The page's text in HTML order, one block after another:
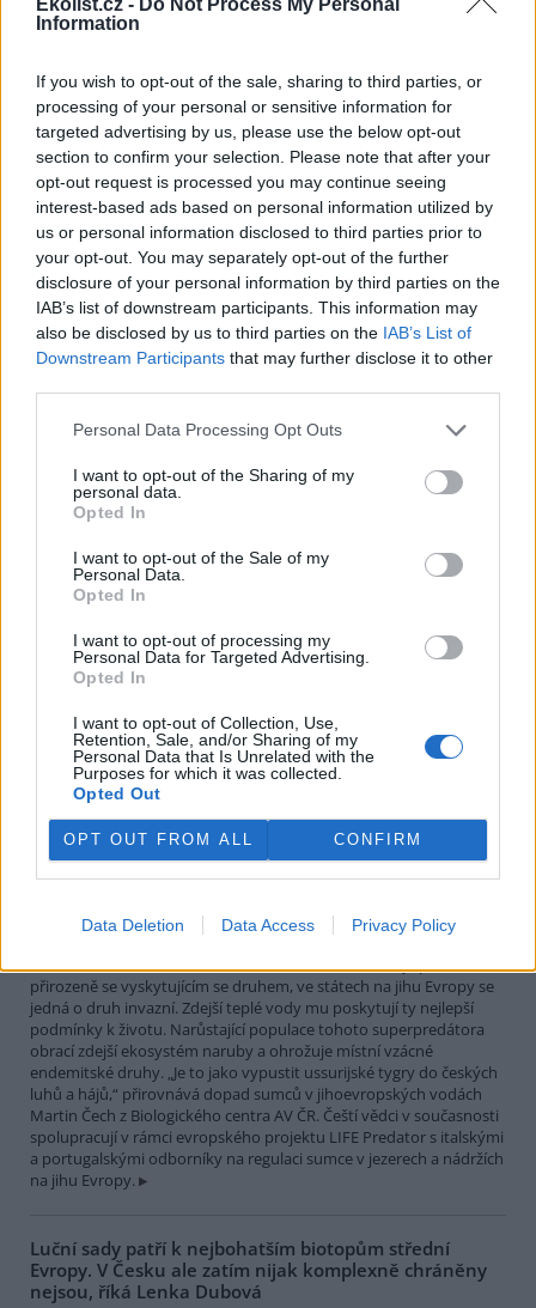
Information
If you wish to opt-out of the sale, sharing to third parties, or
processing of your personal or sensitive information for
targeted advertising by us, please use the below opt-out
section to confirm your selection. Please note that after your
opt-out request is processed you may continue seeing
interest-based ads based on personal information utilized by
us or personal information disclosed to third parties prior to
your opt-out. You may separately opt-out of the further
disclosure of your personal information by third parties on the
IAB’s list of downstream participants. This information may
also be disclosed by us to third parties on the IAB’s List of
Downstream Participants that may further disclose it to other
Personal Data Processing Opt Outs
I want to opt-out of the Sharing of my
personal data.
Opted In
I want to opt-out of the Sale of my
Personal Data.
Opted In
I want to opt-out of processing my
Personal Data for Targeted Advertising.
Opted In
I want to opt-out of Collection, Use,
Retention, Sale, and/or Sharing of my
Personal Data that Is Unrelated with the
Purposes for which it was collected.
Opted Out
OPT OUT FROM ALL CONFIRM
Data Deletion Data Access Privacy Policy
platí, že sdílená bolest je poloviční bolest
Ekologická úzkost,
environmentální žal, klimatický
smutek. Jsou to nové
fenomény, nebo prožívali
podobné pocity i lidé v
minulosti? Obavy z měnícího se životního prostředí jsou na jednu
stranu přirozené a racionální. Někdy ale mohou narůst až do
takové míry, že člověka paralyzují. Jak poznáme, že nastal čas říci si
o podporu nebo pomoc a kde ji hledat? I o tom jsme hovořili s
Martinem Nawrathem, terapeutem a facilitátorem zabývajícím se
péčí o duševní zdraví také v kontextu probíhající klimatické krize a
proměn životního prostředí.
„Furt ve střehu.“ Manažer přírody Vilém Jurek o
26.11.2025 | PRAHA (Ekolist.cz)
Vilém Jurek je krajinný ekolog,
který zasvětil svůj profesní
končící projekt LIFE South
Moravia, jehož cílem byla obnova stepních biotopů na jižní
Moravě. Mluví o významu pastvy, invazních druzích, složitých
diplomatických jednáních s vlastníky i o tom, proč je důležité
vydržet – i když výsledky nejsou vidět hned. A také o tom, co ho k
přírodě přivedlo, proč má slabost pro Kamenný vrch a jakou roli v
Sumec velký na jihu Evropy? Tamní ekosystémy nejsou
na takového superpredátora připraveny, říká Martin
22.9.2025 | PRAHA (Ekolist.cz)
Diskuse: 26
Sumec velký (Silurus glanis) je
rybou Evropy. Vrcholový
v našich vodách je původním
přirozeně se vyskytujícím se druhem, ve státech na jihu Evropy se
jedná o druh invazní. Zdejší teplé vody mu poskytují ty nejlepší
podmínky k životu. Narůstající populace tohoto superpredátora
obrací zdejší ekosystém naruby a ohrožuje místní vzácné
endemitské druhy. „Je to jako vypustit ussurijské tygry do českých
luhů a hájů,“ přirovnává dopad sumců v jihoevropských vodách
Martin Čech z Biologického centra AV ČR. Čeští vědci v současnosti
spolupracují v rámci evropského projektu LIFE Predator s italskými
a portugalskými odborníky na regulaci sumce v jezerech a nádržích
na jihu Evropy.
Luční sady patří k nejbohatším biotopům střední
Evropy. V Česku ale zatím nijak komplexně chráněny
nejsou, říká Lenka Dubová